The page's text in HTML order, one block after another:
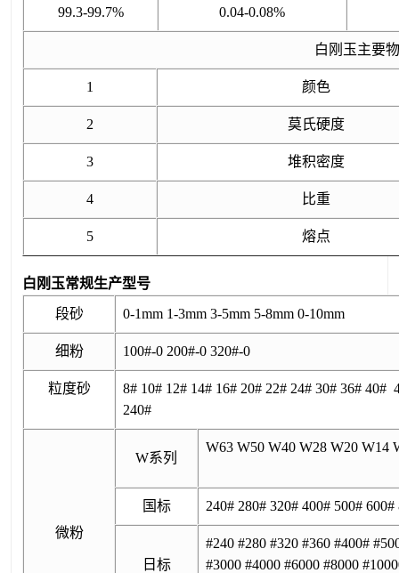
99.3-99.7% 0.04-0.08%
白刚玉主要
1 颜色
2 莫氏硬度
3 堆积密度
4 比重
5 熔点
白刚玉常规生产型号
段砂
0-1mm 1-3mm 3-5mm 5-8mm 0-10mm
细粉 100#-0 200#-0 320#-0
粒度砂
8# 10# 12# 14# 16# 20# 22# 24# 30# 36# 40#
240#
微粉
W系列
W63 W50 W40 W28 W20 W14
国标 240# 280# 320# 400# 500#
日标
#240 #280 #320 #360 #400#
#3000 #4000 #6000 #8000